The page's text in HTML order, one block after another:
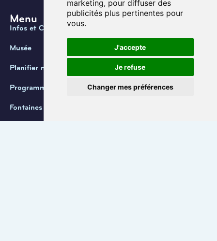
marketing, pour diffuser des
publicités plus pertinentes pour
vous.
J'accepte
Je refuse
Changer mes préférences
Menu
Infos et Contact
Musée
Planifier ma visite
Programmation
Fontaines de Belgique